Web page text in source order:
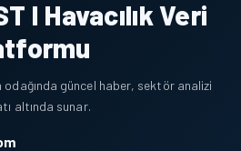
I Havacılık Veri
odağında güncel haber, sektör analizi
altında sunar.